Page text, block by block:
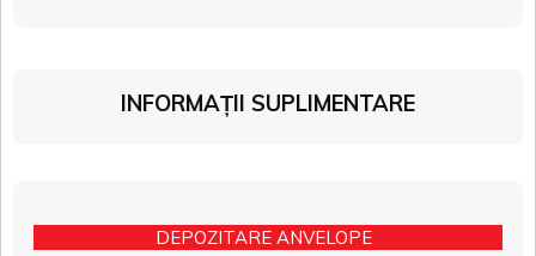
INFORMAȚII SUPLIMENTARE
DEPOZITARE ANVELOPE